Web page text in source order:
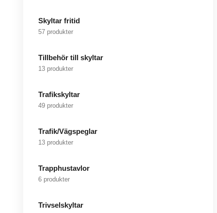
Skyltar fritid
57 produkter
Tillbehör till skyltar
13 produkter
Trafikskyltar
49 produkter
Trafik/Vägspeglar
13 produkter
Trapphustavlor
6 produkter
Trivselskyltar